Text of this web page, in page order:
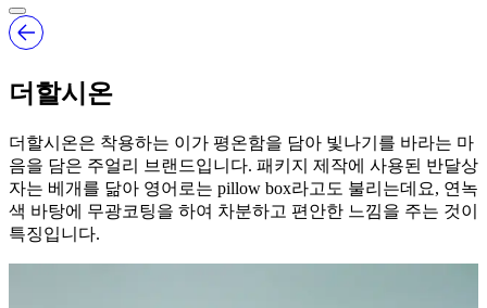
더할시온
더할시온은 착용하는 이가 평온함을 담아 빛나기를 바라는 마
음을 담은 주얼리 브랜드입니다. 패키지 제작에 사용된 반달상
자는 베개를 닮아 영어로는 pillow box라고도 불리는데요, 연녹
색 바탕에 무광코팅을 하여 차분하고 편안한 느낌을 주는 것이
특징입니다.